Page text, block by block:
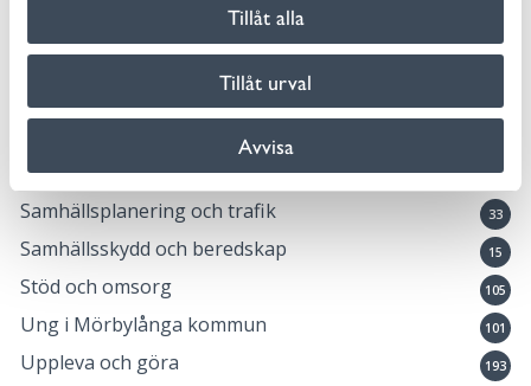
Tillåt alla
Tillåt urval
Avvisa
Ny i Sverige
Pressmeddelande 75
Samhällsplanering och trafik 33
Samhällsskydd och beredskap 15
Stöd och omsorg 105
Ung i Mörbylånga kommun 101
Uppleva och göra 193